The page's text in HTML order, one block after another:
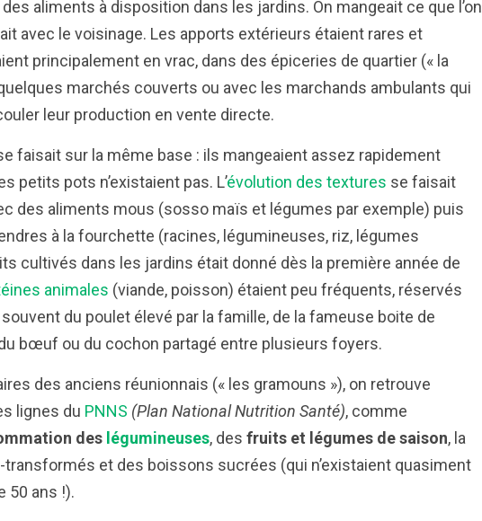
aliments à disposition dans les jardins. On mangeait ce que l’on
avec le voisinage. Les apports extérieurs étaient rares et
principalement en vrac, dans des épiceries de quartier (« la
marchés couverts ou avec les marchands ambulants qui
leur production en vente directe.
faisait sur la même base : ils mangeaient assez rapidement
petits pots n’existaient pas. L’évolution des textures se faisait
des aliments mous (sosso maïs et légumes par exemple) puis
à la fourchette (racines, légumineuses, riz, légumes
cultivés dans les jardins était donné dès la première année de
animales (viande, poisson) étaient peu fréquents, réservés
du poulet élevé par la famille, de la fameuse boite de
bœuf ou du cochon partagé entre plusieurs foyers.
des anciens réunionnais (« les gramouns »), on retrouve
lignes du PNNS (Plan National Nutrition Santé), comme
des légumineuses, des fruits et légumes de saison, la
et des boissons sucrées (qui n’existaient quasiment
50 ans !).